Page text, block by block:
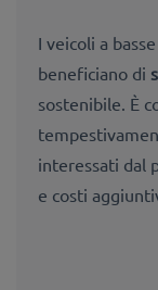
I veicoli a
beneficiano di
sostenibile. È
interessati dal
e costi